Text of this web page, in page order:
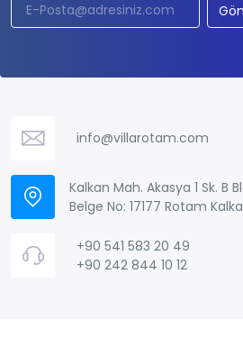
info@villarotam.com
Kalkan Mah. Akasya 1 Sk. B
Belge No: 17177 Rotam
+90 541 583 20 49
+90 242 844 10 12